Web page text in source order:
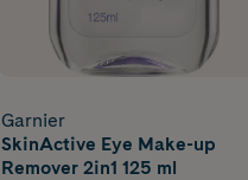
Garnier
SkinActive Eye Make-up
Remover 2in1 125 ml